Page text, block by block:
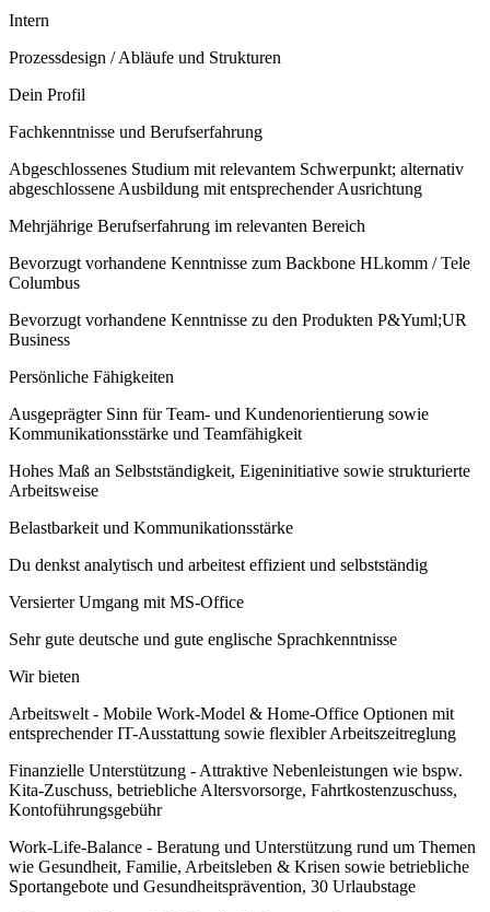
Intern
Prozessdesign / Abläufe und Strukturen
Dein Profil
Fachkenntnisse und Berufserfahrung
Abgeschlossenes Studium mit relevantem Schwerpunkt; alternativ
abgeschlossene Ausbildung mit entsprechender Ausrichtung
Mehrjährige Berufserfahrung im relevanten Bereich
Bevorzugt vorhandene Kenntnisse zum Backbone HLkomm / Tele
Columbus
Bevorzugt vorhandene Kenntnisse zu den Produkten P&Yuml;UR
Business
Persönliche Fähigkeiten
Ausgeprägter Sinn für Team- und Kundenorientierung sowie
Kommunikationsstärke und Teamfähigkeit
Hohes Maß an Selbstständigkeit, Eigeninitiative sowie strukturierte
Arbeitsweise
Belastbarkeit und Kommunikationsstärke
Du denkst analytisch und arbeitest effizient und selbstständig
Versierter Umgang mit MS-Office
Sehr gute deutsche und gute englische Sprachkenntnisse
Wir bieten
Arbeitswelt - Mobile Work-Model & Home-Office Optionen mit
entsprechender IT-Ausstattung sowie flexibler Arbeitszeitreglung
Finanzielle Unterstützung - Attraktive Nebenleistungen wie bspw.
Kita-Zuschuss, betriebliche Altersvorsorge, Fahrtkostenzuschuss,
Kontoführungsgebühr
Work-Life-Balance - Beratung und Unterstützung rund um Themen
wie Gesundheit, Familie, Arbeitsleben & Krisen sowie betriebliche
Sportangebote und Gesundheitsprävention, 30 Urlaubstage